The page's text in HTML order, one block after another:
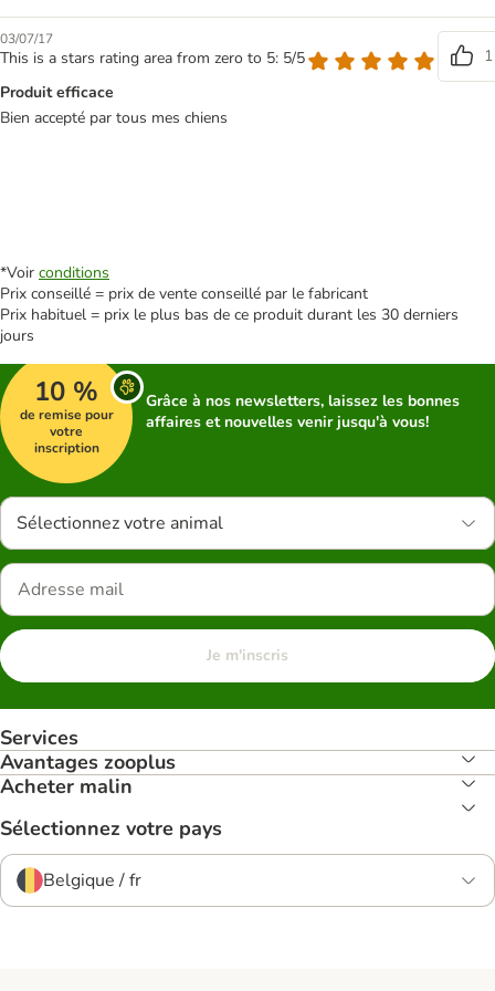
03/07/17
This is a stars rating area from zero to 5: 5/5
1
Produit efficace
Bien accepté par tous mes chiens
*Voir conditions
Prix conseillé = prix de vente conseillé par le fabricant
Prix habituel = prix le plus bas de ce produit durant les 30 derniers
jours
10 %
de remise pour
votre
inscription
Grâce à nos newsletters, laissez les bonnes
affaires et nouvelles venir jusqu'à vous!
Sélectionnez votre animal
Je m'inscris
Services
Avantages zooplus
Acheter malin
Sélectionnez votre pays
Belgique / fr